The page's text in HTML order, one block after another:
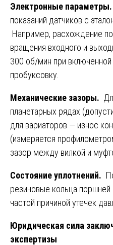
Электронные параметры.
показаний датчиков с
Например, расхождение
вращения входного и
300 об/мин при
пробуксовку.
Механические зазоры.
планетарных рядах
для вариаторов — износ
(измеряется
зазор между вилкой и
Состояние уплотнений.
резиновые кольца
частой причиной утечек
Юридическая сила
экспертизы